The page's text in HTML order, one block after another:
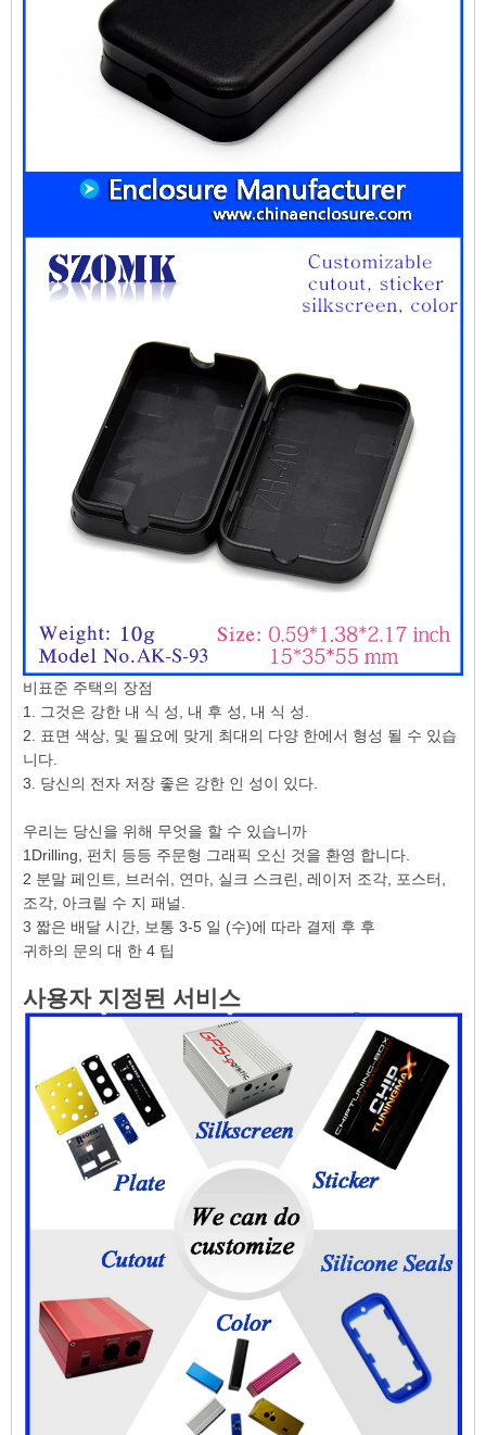
비표준 주택의 장점
1. 그것은 강한 내 식 성, 내 후 성, 내 식 성.
2. 표면 색상, 및 필요에 맞게 최대의 다양 한에서 형성 될 수 있습
니다.
3. 당신의 전자 저장 좋은 강한 인 성이 있다.
우리는 당신을 위해 무엇을 할 수 있습니까
1Drilling, 펀치 등등 주문형 그래픽 오신 것을 환영 합니다.
2 분말 페인트, 브러쉬, 연마, 실크 스크린, 레이저 조각, 포스터,
조각, 아크릴 수 지 패널.
3 짧은 배달 시간, 보통 3-5 일 (수)에 따라 결제 후 후
귀하의 문의 대 한 4 팁
사용자 지정된 서비스